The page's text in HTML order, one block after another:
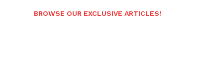
BROWSE OUR EXCLUSIVE ARTICLES!